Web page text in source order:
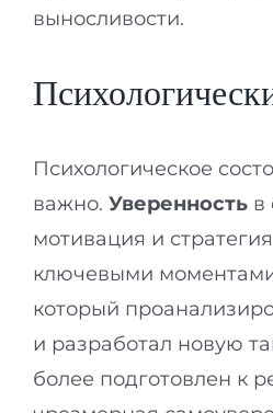
выносливости.
Психологическое
важно. Уверенность в
мотивация и
ключевыми
который
и разработал новую
более подготовлен к